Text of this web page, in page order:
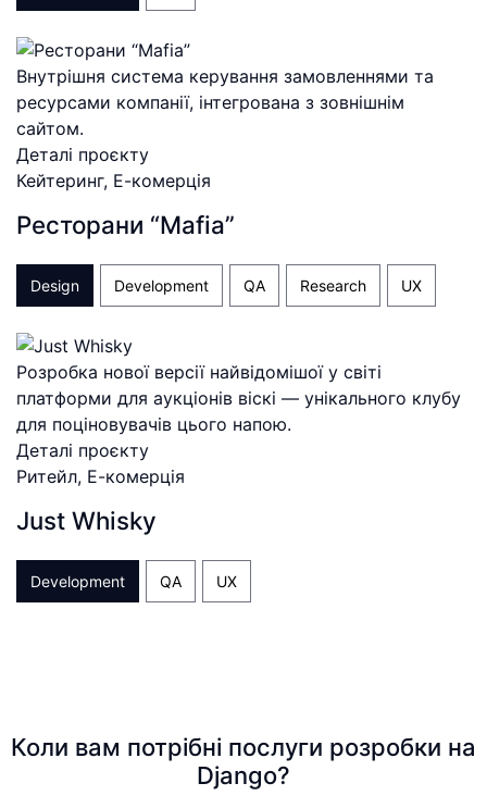
Внутрішня система керування замовленнями та
ресурсами компанії, інтегрована з зовнішнім
сайтом.
Деталі проєкту
Кейтеринг, Е-комерція
Ресторани “Mafia”
Design Development QA Research UX
Розробка нової версії найвідомішої у світі
платформи для аукціонів віскі — унікального клубу
для поціновувачів цього напою.
Деталі проєкту
Ритейл, Е-комерція
Just Whisky
Development QA UX
Коли вам потрібні послуги розробки на
Django?